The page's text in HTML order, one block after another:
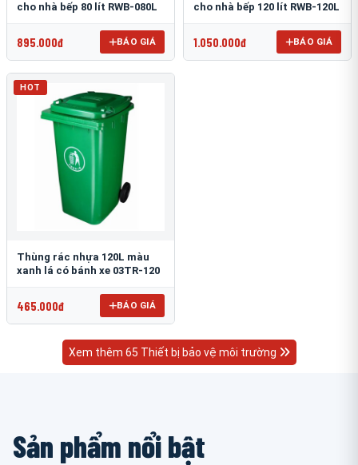
cho nhà bếp 80 lít RWB-080L
895.000đ BÁO GIÁ
cho nhà bếp 120 lít RWB-120L
1.050.000đ BÁO GIÁ
HOT
Thùng rác nhựa 120L màu
xanh lá có bánh xe 03TR-120
465.000đ BÁO GIÁ
Xem thêm 65 Thiết bị bảo vệ môi trường
Sản phẩm nổi bật